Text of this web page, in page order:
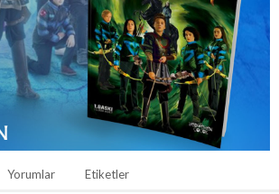
Yorumlar Etiketler